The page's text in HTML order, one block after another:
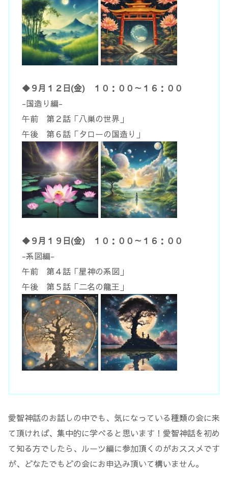
◆９月１２日(金) １０：００～１６：００
-国造り編-
午前 第２話「八巣の世界」
午後 第６話「タローの国造り」
◆９月１９日(金) １０：００～１６：００
-系図編-
午前 第４話「星神の系図」
午後 第５話「二名の龍王」
愛智神話のお話しの中でも、気になっている種類の会に来
て頂ければ、集中的に学べると思います！愛智神話を初め
て知る方でしたら、ルーツ編に参加頂くのがおススメです
が、どなたでもどの会にお申込み頂いて構いません。